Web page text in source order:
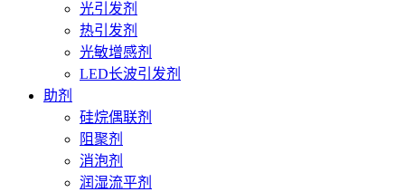
光引发剂
热引发剂
光敏增感剂
LED长波引发剂
助剂
硅烷偶联剂
阻聚剂
消泡剂
润湿流平剂